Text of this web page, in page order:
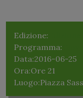
Edizione:
Programma:
Data:2016-06-25
Ora:Ore 21
Luogo:Piazza